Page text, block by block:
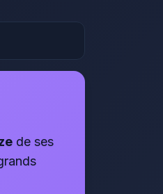
de ses